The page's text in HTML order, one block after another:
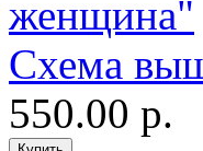
Схема
550.00 р.